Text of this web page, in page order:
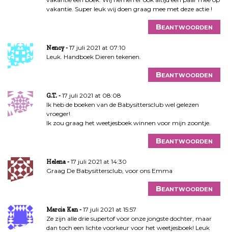
vakantie. Super leuk wij doen graag mee met deze actie !
Beantwoorden
Nency
17 juli 2021 at 07:10
Leuk. Handboek Dieren tekenen.
Beantwoorden
G.T.
17 juli 2021 at 08:08
Ik heb de boeken van de Babysittersclub wel gelezen
vroeger!
Ik zou graag het weetjesboek winnen voor mijn zoontje.
Beantwoorden
Helena
17 juli 2021 at 14:30
Graag De Babysittersclub, voor ons Emma
Beantwoorden
Marcia Kan
17 juli 2021 at 15:57
Ze zijn alle drie supertof voor onze jongste dochter, maar
dan toch een lichte voorkeur voor het weetjesboek! Leuk